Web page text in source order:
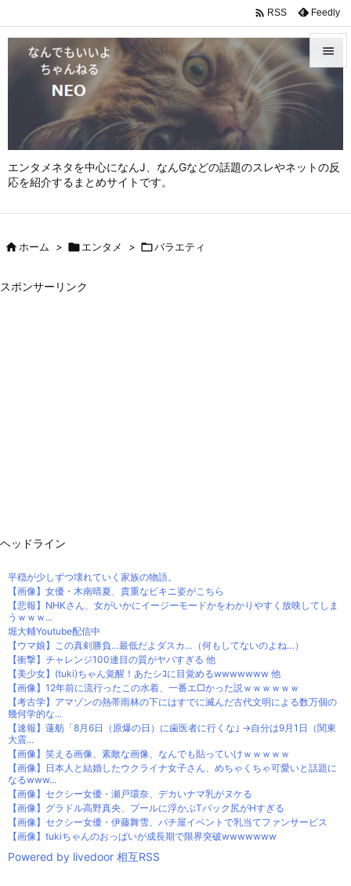
エンタメネタを中心になんJ、なんGなどの話題のスレやネットの反
応を紹介するまとめサイトです。



 RSS Feedly
ホーム > エンタメ > バラエティ
スポンサーリンク
ヘッドライン
平穏が少しずつ壊れていく家族の物語。
【画像】女優・木南晴夏、貴重なビキニ姿がこちら
【悲報】NHKさん、女がいかにイージーモードかをわかりやすく放映してしま
うｗｗｗ...
堀大輔Youtube配信中
【ウマ娘】この真剣勝負…最低だよダスカ…（何もしてないのよね…）
【衝撃】チャレンジ100連目の質がヤバすぎる 他
【美少女】(tuki)ちゃん覚醒！あたシｺに目覚めるwwwwwww 他
【画像】12年前に流行ったこの水着、一番エ□かった説ｗｗｗｗｗｗ
【考古学】アマゾンの熱帯雨林の下にはすでに滅んだ古代文明による数万個の
幾何学的な...
【速報】蓮舫「8月6日（原爆の日）に歯医者に行くな｣ →自分は9月1日（関東
大震...
【画像】笑える画像、素敵な画像、なんでも貼っていけｗｗｗｗｗ
【画像】日本人と結婚したウクライナ女子さん、めちゃくちゃ可愛いと話題に
なるwww...
【画像】セクシー女優・瀬戸環奈、デカいナマ乳がヌケる
【画像】グラドル高野真央、プールに浮かぶTバック尻がHすぎる
【画像】セクシー女優・伊藤舞雪、パチ屋イベントで乳当てファンサービス
【画像】tukiちゃんのおっぱいが成長期で限界突破wwwwwww
Powered by livedoor 相互RSS